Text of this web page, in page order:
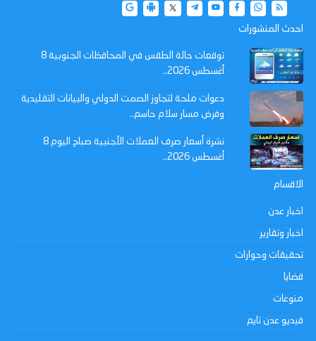
احدث المنشورات
توقعات حالة الطقس في المحافظات الجنوبية 8
أغسطس 2026..
دعوات ملحة لتجاوز الصمت الدولي والبيانات التقليدية
وفرض مسار سلام حاسم..
نشرة أسعار صرف العملات الأجنبية صباح اليوم 8
أغسطس 2026..
الاقسام
اخبار عدن
اخبار وتقارير
تحقيقات وحوارات
قضايا
منوعات
فيديو عدن تايم